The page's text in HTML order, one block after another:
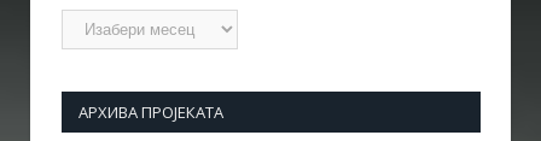
Архиве
АРХИВА ПРОЈЕКАТА